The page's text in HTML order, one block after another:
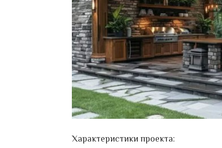
Характеристики проекта: